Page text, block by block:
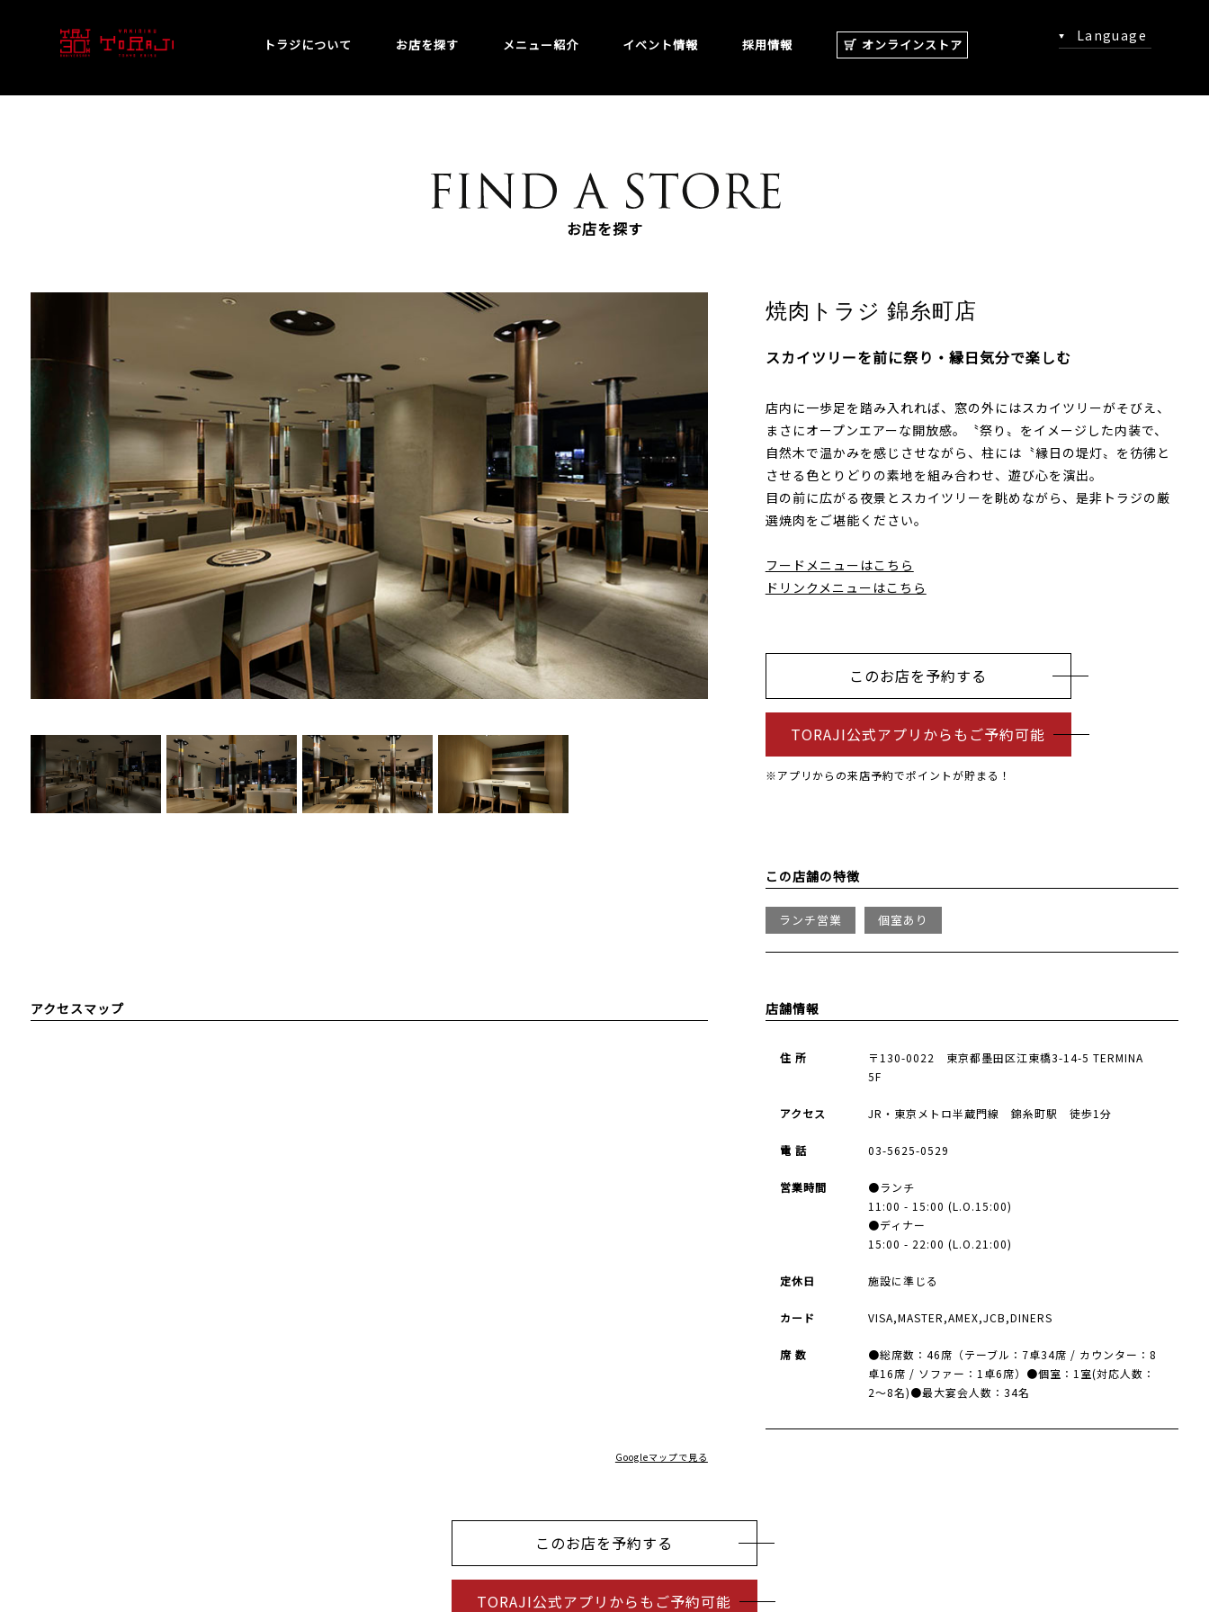
トラジについて お店を探す メニュー紹介 イベント情報 採用情報 オンラインストア
Language
お店を探す
焼肉トラジ 錦糸町店
スカイツリーを前に祭り・縁日気分で楽しむ
店内に一歩足を踏み入れれば、窓の外にはスカイツリーがそびえ、
まさにオープンエアーな開放感。〝祭り〟をイメージした内装で、
自然木で温かみを感じさせながら、柱には〝縁日の堤灯〟を彷彿と
させる色とりどりの素地を組み合わせ、遊び心を演出。
目の前に広がる夜景とスカイツリーを眺めながら、是非トラジの厳
選焼肉をご堪能ください。
フードメニューはこちら
ドリンクメニューはこちら
このお店を予約する
TORAJI公式アプリからもご予約可能
※アプリからの来店予約でポイントが貯まる！
この店舗の特徴
ランチ営業 個室あり
アクセスマップ
Googleマップで見る
店舗情報
住 所
〒130-0022 東京都墨田区江東橋3-14-5 TERMINA
5F
アクセス JR・東京メトロ半蔵門線 錦糸町駅 徒歩1分
電 話 03-5625-0529
営業時間
●ランチ
11:00 - 15:00 (L.O.15:00)
●ディナー
15:00 - 22:00 (L.O.21:00)
定休日 施設に準じる
カード VISA,MASTER,AMEX,JCB,DINERS
席 数
●総席数：46席（テーブル：7卓34席 / カウンター：8
卓16席 / ソファー：1卓6席）●個室：1室(対応人数：
2〜8名)●最大宴会人数：34名
このお店を予約する
TORAJI公式アプリからもご予約可能